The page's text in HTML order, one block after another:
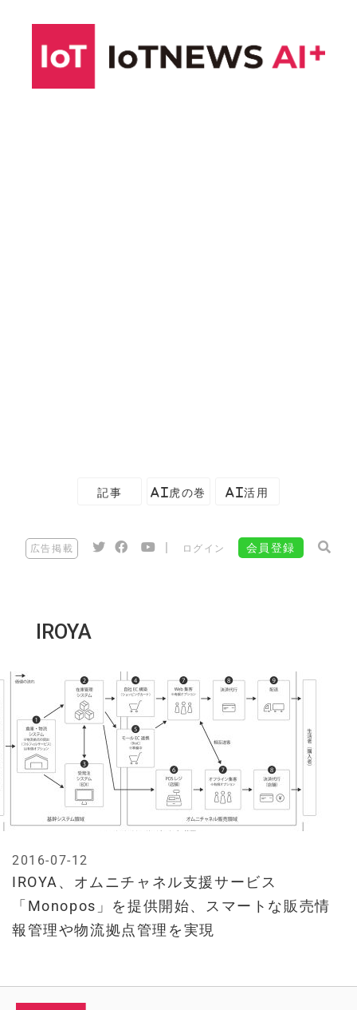
記事 AI虎の巻 AI活用
広告掲載 ログイン 会員登録
IROYA
IROYA、オムニチャネル支援サービス
「Monopos」を提供開始、スマートな販売情
報管理や物流拠点管理を実現
2016-07-12